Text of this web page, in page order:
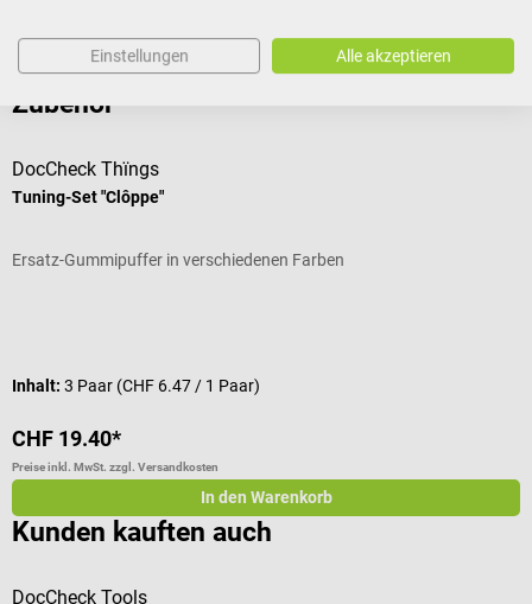
Zubehör
DocCheck Thïngs
Tuning-Set "Clôppe"
Ersatz-Gummipuffer in verschiedenen Farben
Inhalt: 3 Paar (CHF 6.47 / 1 Paar)
CHF 19.40*
Preise inkl. MwSt. zzgl. Versandkosten
In den Warenkorb
Kunden kauften auch
DocCheck Tools
Einstellungen Alle akzeptieren